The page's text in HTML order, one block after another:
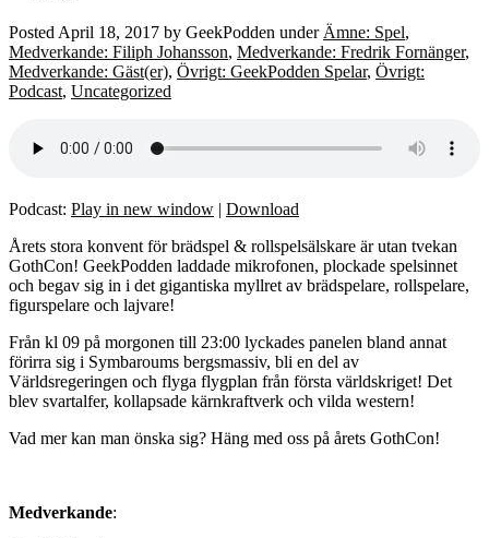
Posted April 18, 2017 by GeekPodden under Ämne: Spel,
Medverkande: Filiph Johansson, Medverkande: Fredrik Fornänger,
Medverkande: Gäst(er), Övrigt: GeekPodden Spelar, Övrigt:
Podcast, Uncategorized
Podcast: Play in new window | Download
Årets stora konvent för brädspel & rollspelsälskare är utan tvekan
GothCon! GeekPodden laddade mikrofonen, plockade spelsinnet
och begav sig in i det gigantiska myllret av brädspelare, rollspelare,
figurspelare och lajvare!
Från kl 09 på morgonen till 23:00 lyckades panelen bland annat
förirra sig i Symbaroums bergsmassiv, bli en del av
Världsregeringen och flyga flygplan från första världskriget! Det
blev svartalfer, kollapsade kärnkraftverk och vilda western!
Vad mer kan man önska sig? Häng med oss på årets GothCon!
Medverkande: